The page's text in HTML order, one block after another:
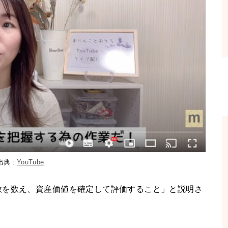
典 :YouTube
数え、資産価値を確定して評価すること」と説明さ